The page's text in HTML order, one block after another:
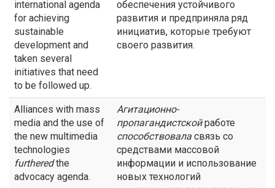
international agenda
for achieving
sustainable
development and
taken several
initiatives that need
to be followed up.
обеспечения устойчивого
развития и предприняла ряд
инициатив, которые требуют
своего развития.
Alliances with mass
media and the use of
the new multimedia
technologies
furtheredthe
advocacy agenda.
Агитационно-
пропагандистскойработе
способствовала связь со
средствами массовой
информации и использование
новых технологий